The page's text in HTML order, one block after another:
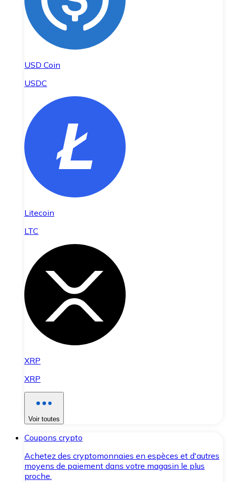
USD Coin
USDC
Litecoin
LTC
XRP
XRP
Voir toutes
Coupons crypto
Achetez des cryptomonnaies en espèces et d'autres
moyens de paiement dans votre magasin le plus
proche.